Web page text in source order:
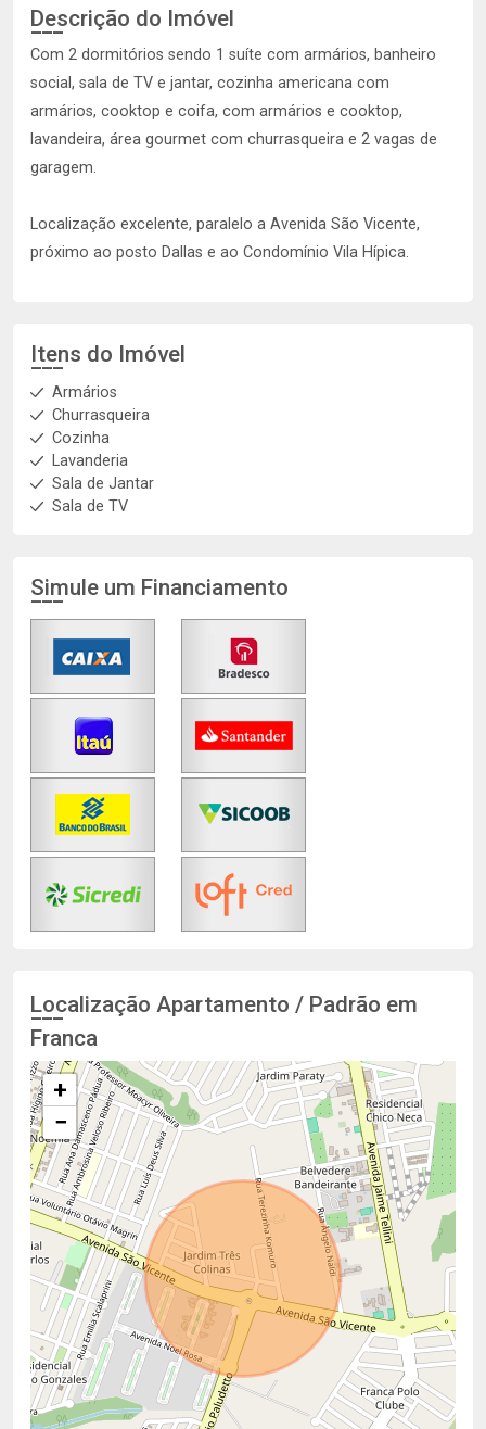
Descrição do Imóvel
Com 2 dormitórios sendo 1 suíte com armários, banheiro
social, sala de TV e jantar, cozinha americana com
armários, cooktop e coifa, com armários e cooktop,
lavandeira, área gourmet com churrasqueira e 2 vagas de
garagem.
Localização excelente, paralelo a Avenida São Vicente,
próximo ao posto Dallas e ao Condomínio Vila Hípica.
Itens do Imóvel
Armários
Churrasqueira
Cozinha
Lavanderia
Sala de Jantar
Sala de TV
Simule um Financiamento
Localização Apartamento / Padrão em
Franca
+
−